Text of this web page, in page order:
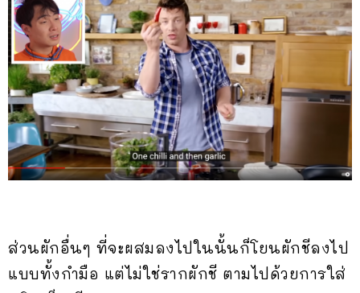
ส่วนผักอื่นๆ ที่จะผสมลงไปในนั้นก็โยนผักชีลงไป
แบบทั้งกำมือ แต่ไม่ใช่รากผักชี ตามไปด้วยการใส่